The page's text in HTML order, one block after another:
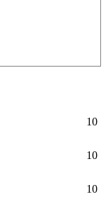
10
10
10